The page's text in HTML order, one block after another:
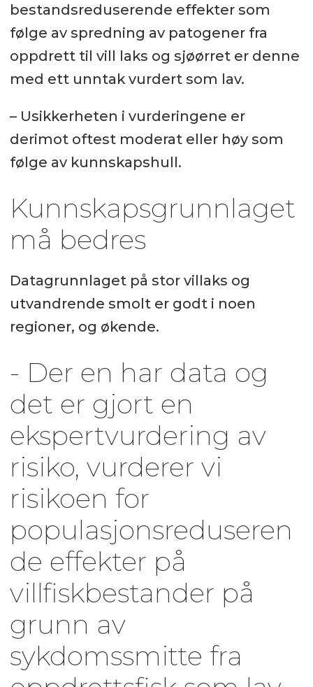
bestandsreduserende effekter som
følge av spredning av patogener fra
oppdrett til vill laks og sjøørret er denne
med ett unntak vurdert som lav.
– Usikkerheten i vurderingene er
derimot oftest moderat eller høy som
følge av kunnskapshull.
Kunnskapsgrunnlaget
må bedres
Datagrunnlaget på stor villaks og
utvandrende smolt er godt i noen
regioner, og økende.
- Der en har data og
det er gjort en
ekspertvurdering av
risiko, vurderer vi
risikoen for
populasjonsreduseren
de effekter på
villfiskbestander på
grunn av
sykdomssmitte fra